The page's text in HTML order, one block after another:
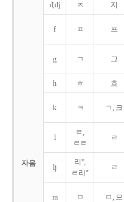
자음
đ,dj ㅈ 지
f ㅍ 프
g ㄱ 그
h ㅎ 흐
k ㅋ ㄱ, 크
l
ㄹ,
ㄹㄹ
ㄹ
lj
리*,
ㄹ리*
ㄹ
m ㅁ ㅁ, 므